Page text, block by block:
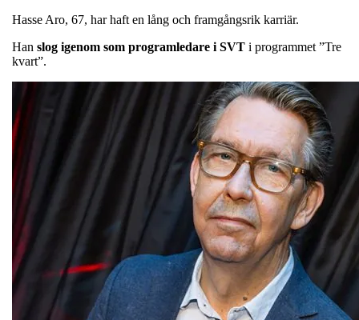
Hasse Aro, 67, har haft en lång och framgångsrik karriär.
Han slog igenom som programledare i SVT i programmet ”Tre
kvart”.